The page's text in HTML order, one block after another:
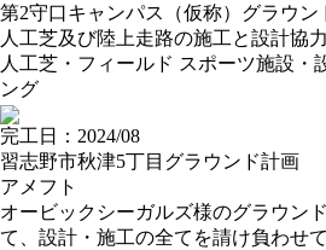
第2守口キャンパス（仮称）グラウン
人工芝及び陸上走路の施工と設計協力
人工芝・フィールド スポーツ施設・
ング
完工日：2024/08
習志野市秋津5丁目グラウンド計画
アメフト
オービックシーガルズ様のグラウン
て、設計・施工の全てを請け負わせ